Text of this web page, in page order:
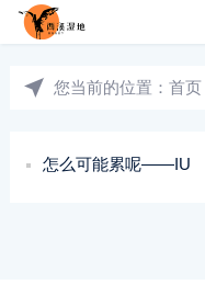
您当前的位置： 首页
怎么可能累呢——IU